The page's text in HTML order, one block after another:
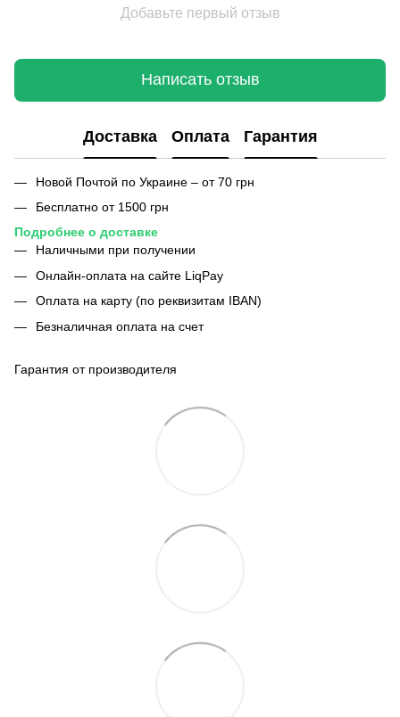
Добавьте первый отзыв
Написать отзыв
Доставка Оплата Гарантия
Новой Почтой по Украине – от 70 грн
Бесплатно от 1500 грн
Подробнее о доставке
Наличными при получении
Онлайн-оплата на сайте LiqPay
Оплата на карту (по реквизитам IBAN)
Безналичная оплата на счет
Гарантия от производителя